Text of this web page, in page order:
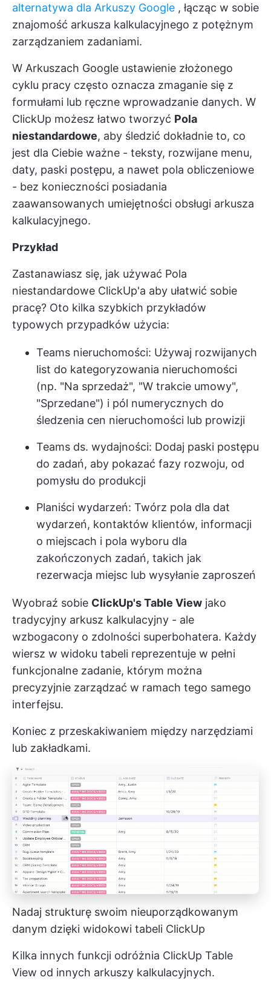
alternatywa dla Arkuszy Google , łącząc w sobie
znajomość arkusza kalkulacyjnego z potężnym
zarządzaniem zadaniami.
W Arkuszach Google ustawienie złożonego
cyklu pracy często oznacza zmaganie się z
formułami lub ręczne wprowadzanie danych. W
ClickUp możesz łatwo tworzyć Pola
niestandardowe, aby śledzić dokładnie to, co
jest dla Ciebie ważne - teksty, rozwijane menu,
daty, paski postępu, a nawet pola obliczeniowe
- bez konieczności posiadania
zaawansowanych umiejętności obsługi arkusza
kalkulacyjnego.
Przykład
Zastanawiasz się, jak używać Pola
niestandardowe ClickUp'a aby ułatwić sobie
pracę? Oto kilka szybkich przykładów
typowych przypadków użycia:
Teams nieruchomości: Używaj rozwijanych
list do kategoryzowania nieruchomości
(np. "Na sprzedaż", "W trakcie umowy",
"Sprzedane") i pól numerycznych do
śledzenia cen nieruchomości lub prowizji
Teams ds. wydajności: Dodaj paski postępu
do zadań, aby pokazać fazy rozwoju, od
pomysłu do produkcji
Planiści wydarzeń: Twórz pola dla dat
wydarzeń, kontaktów klientów, informacji
o miejscach i pola wyboru dla
zakończonych zadań, takich jak
rezerwacja miejsc lub wysyłanie zaproszeń
Wyobraź sobie ClickUp's Table View jako
tradycyjny arkusz kalkulacyjny - ale
wzbogacony o zdolności superbohatera. Każdy
wiersz w widoku tabeli reprezentuje w pełni
funkcjonalne zadanie, którym można
precyzyjnie zarządzać w ramach tego samego
interfejsu.
Koniec z przeskakiwaniem między narzędziami
lub zakładkami.
Nadaj strukturę swoim nieuporządkowanym
danym dzięki widokowi tabeli ClickUp
Kilka innych funkcji odróżnia ClickUp Table
View od innych arkuszy kalkulacyjnych.